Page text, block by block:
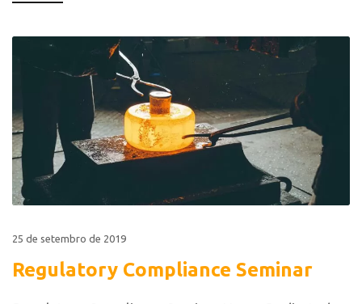
25 de setembro de 2019
Regulatory Compliance Seminar